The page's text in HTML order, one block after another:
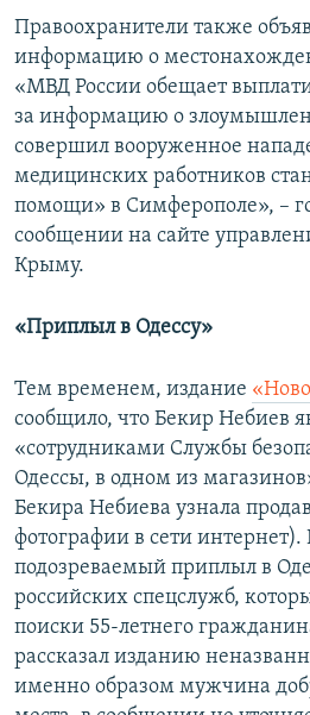
Правоохранители также
информацию о
«МВД России обещает
за информацию о
совершил вооруженное
медицинских работников
помощи» в Симферополе», –
сообщении на сайте
Крыму.
«Приплыл в Одессу»
Тем временем, издание
сообщило, что Бекир Небиев
«сотрудниками Службы
Одессы, в одном из
Бекира Небиева узнала
фотографии в сети
подозреваемый приплыл в
российских спецслужб,
поиски 55-летнего
рассказал изданию
именно образом мужчина